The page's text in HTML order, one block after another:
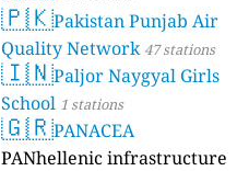
🇵🇰Pakistan Punjab Air
Quality Network 47 stations
🇮🇳Paljor Naygyal Girls
School 1 stations
🇬🇷PANACEA
PANhellenic infrastructure